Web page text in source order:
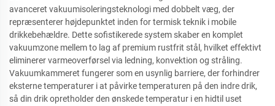
avanceret vakuumisoleringsteknologi med dobbelt væg, der
repræsenterer højdepunktet inden for termisk teknik i mobile
drikkebehældre. Dette sofistikerede system skaber en komplet
vakuumzone mellem to lag af premium rustfrit stål, hvilket effektivt
eliminerer varmeoverførsel via ledning, konvektion og stråling.
Vakuumkammeret fungerer som en usynlig barriere, der forhindrer
eksterne temperaturer i at påvirke temperaturen på den indre drik,
så din drik opretholder den ønskede temperatur i en hidtil uset